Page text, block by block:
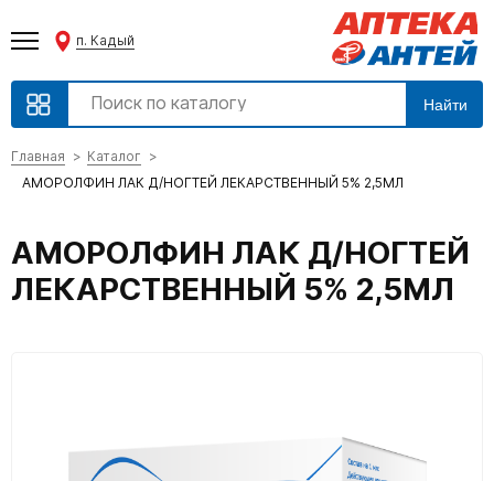
п. Кадый
Найти
Главная
Каталог
АМОРОЛФИН ЛАК Д/НОГТЕЙ ЛЕКАРСТВЕННЫЙ 5% 2,5МЛ
АМОРОЛФИН ЛАК Д/НОГТЕЙ
ЛЕКАРСТВЕННЫЙ 5% 2,5МЛ